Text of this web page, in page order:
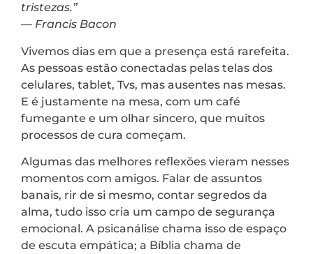
tristezas.”
— Francis Bacon
Vivemos dias em que a presença está rarefeita.
As pessoas estão conectadas pelas telas dos
celulares, tablet, Tvs, mas ausentes nas mesas.
E é justamente na mesa, com um café
fumegante e um olhar sincero, que muitos
processos de cura começam.
Algumas das melhores reflexões vieram nesses
momentos com amigos. Falar de assuntos
banais, rir de si mesmo, contar segredos da
alma, tudo isso cria um campo de segurança
emocional. A psicanálise chama isso de espaço
de escuta empática; a Bíblia chama de